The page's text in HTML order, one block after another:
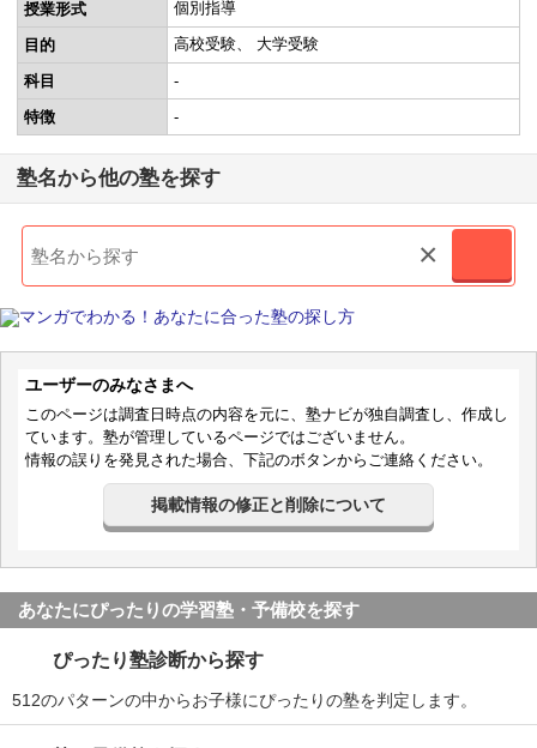
授業形式 個別指導
目的 高校受験 大学受験
科目
-
特徴
-
塾名から他の塾を探す
×
ユーザーのみなさまへ
このページは調査日時点の内容を元に、塾ナビが独自調査し、作成し
ています。塾が管理しているページではございません。
情報の誤りを発見された場合、下記のボタンからご連絡ください。
掲載情報の修正と削除について
あなたにぴったりの学習塾・予備校を探す
ぴったり塾診断から探す
512のパターンの中からお子様にぴったりの塾を判定します。